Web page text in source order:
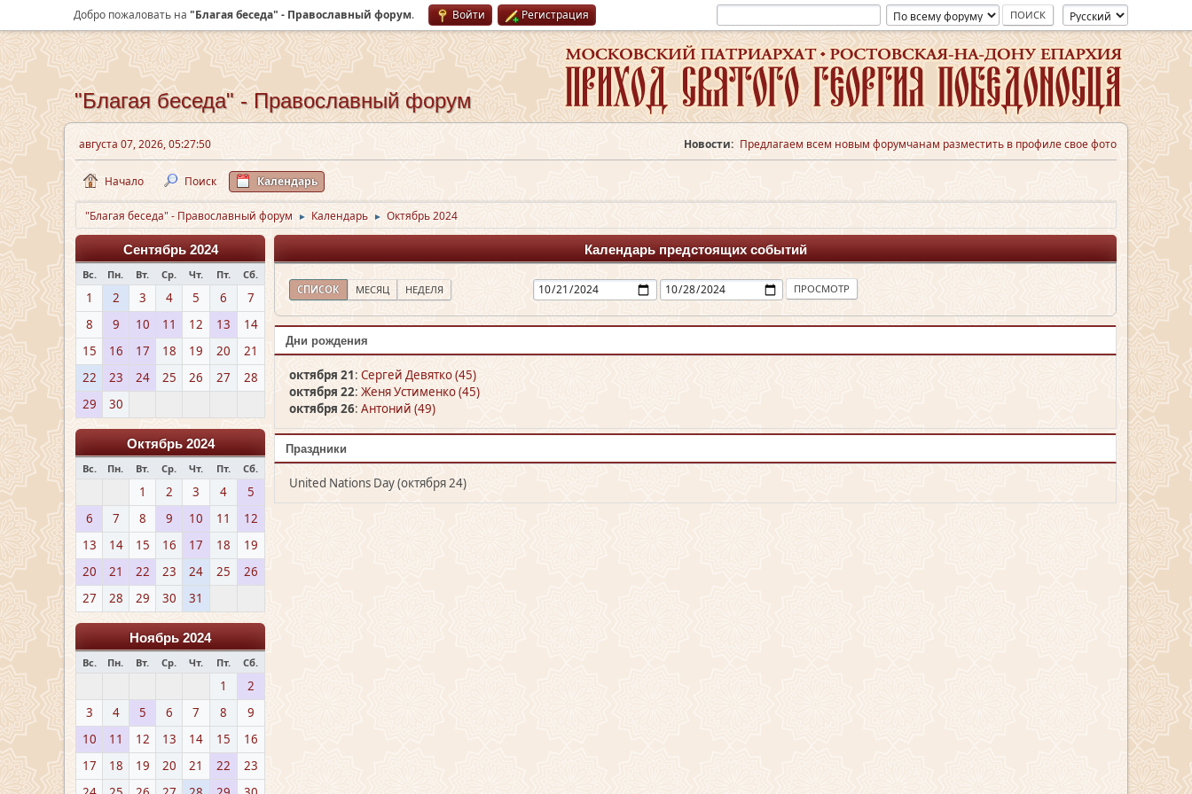
Добро пожаловать на "Благая беседа" - Православный форум. Войти Регистрация
"Благая беседа" - Православный форум
августа 07, 2026, 05:27:50 Новости: Предлагаем всем новым форумчанам разместить в профиле свое фото
Начало Поиск Календарь
"Благая беседа" - Православный форум ► Календарь ► Октябрь 2024
Сентябрь 2024
Вс. Пн. Вт. Ср. Чт. Пт. Сб.
1 2 3 4 5 6
7
8
9 10 11 12 13
14
15
16 17 18 19 20
21
22
23 24 25 26 27
28
29
30
Октябрь 2024
Вс. Пн. Вт. Ср. Чт. Пт. Сб.
1 2 3 4
5
6
7 8 9 10 11
12
13
14 15 16 17 18
19
20
21 22 23 24 25
26
27
28 29 30 31
Ноябрь 2024
Вс. Пн. Вт. Ср. Чт. Пт. Сб.
1
2
3
4 5 6 7 8
9
10
11 12 13 14 15
16
17
18 19 20 21 22
23
Календарь предстоящих событий
СПИСОК МЕСЯЦ НЕДЕЛЯ
Дни рождения
октября 21: Сергей Девятко (45)
октября 22: Женя Устименко (45)
октября 26: Антоний (49)
Праздники
United Nations Day (октября 24)